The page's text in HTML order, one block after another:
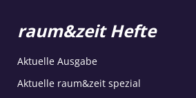
raum&zeit Hefte
Aktuelle Ausgabe
Aktuelle raum&zeit spezial